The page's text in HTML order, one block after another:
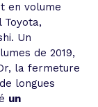
en volume
Un
de 2019,
la fermeture
longues
un